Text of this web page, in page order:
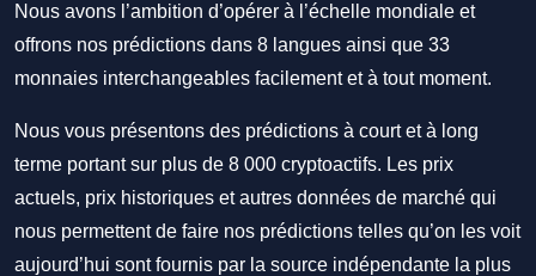
Nous avons l’ambition d’opérer à l’échelle mondiale et
offrons nos prédictions dans 8 langues ainsi que 33
monnaies interchangeables facilement et à tout moment.
Nous vous présentons des prédictions à court et à long
terme portant sur plus de 8 000 cryptoactifs. Les prix
actuels, prix historiques et autres données de marché qui
nous permettent de faire nos prédictions telles qu’on les voit
aujourd’hui sont fournis par la source indépendante la plus